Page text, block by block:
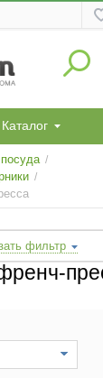
Каталог
/
/
фильтр